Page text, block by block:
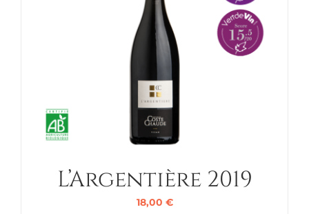
L’Argentière 2019
18,00 €